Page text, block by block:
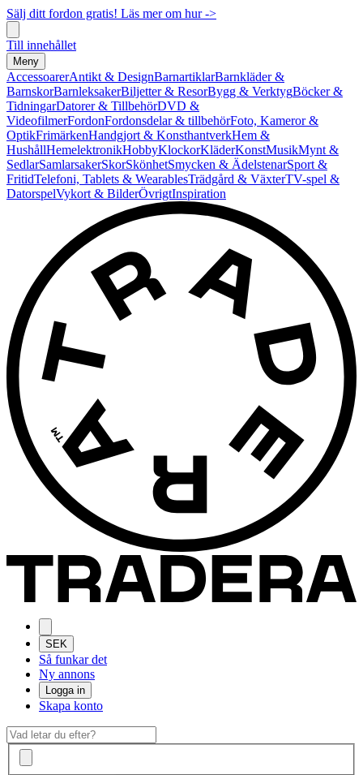
Sälj ditt fordon gratis! Läs mer om hur ->
Till innehållet
Meny
AccessoarerAntikt & DesignBarnartiklarBarnkläder &
BarnskorBarnleksakerBiljetter & ResorBygg & VerktygBöcker &
TidningarDatorer & TillbehörDVD &
VideofilmerFordonFordonsdelar & tillbehörFoto, Kameror &
OptikFrimärkenHandgjort & KonsthantverkHem &
HushållHemelektronikHobbyKlockorKläderKonstMusikMynt &
SedlarSamlarsakerSkorSkönhetSmycken & ÄdelstenarSport &
FritidTelefoni, Tablets & WearablesTrädgård & VäxterTV-spel &
DatorspelVykort & BilderÖvrigtInspiration
SEK
Så funkar det
Ny annons
Logga in
Skapa konto